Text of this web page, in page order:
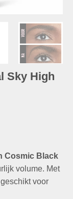
Sky High
Cosmic Black
volume. Met
voor